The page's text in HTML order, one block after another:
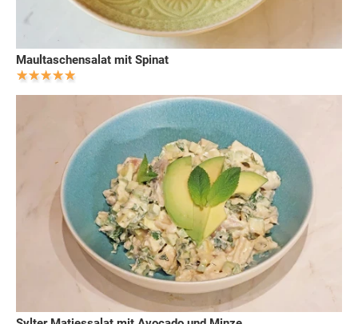
Maultaschensalat mit Spinat